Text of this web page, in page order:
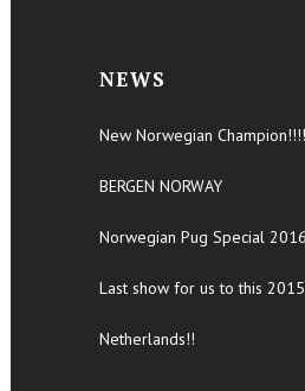
NEWS
New Norwegian
BERGEN NORWAY
Norwegian Pug Special 2016
Last show for us to this
Netherlands!!